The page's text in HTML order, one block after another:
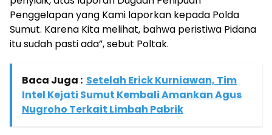
Penggelapan yang Kami laporkan kepada Polda
Sumut. Karena Kita melihat, bahwa peristiwa Pidana
itu sudah pasti ada”, sebut Poltak.
Baca Juga : Setelah Erick Kurniawan, Tim
Intel Kejati Sumut Kembali Amankan Agus
Nugroho Terkait Limbah Pabrik